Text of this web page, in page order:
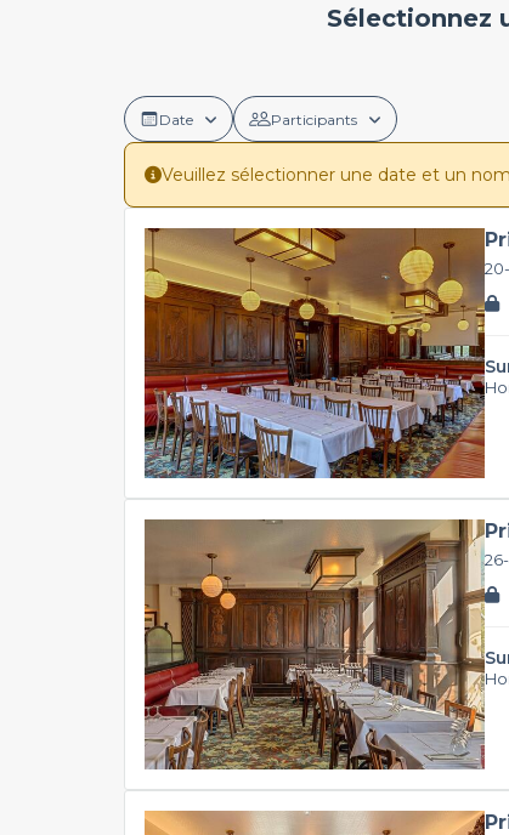
Sélectionnez
Date Participants
Veuillez sélectionner une date et un